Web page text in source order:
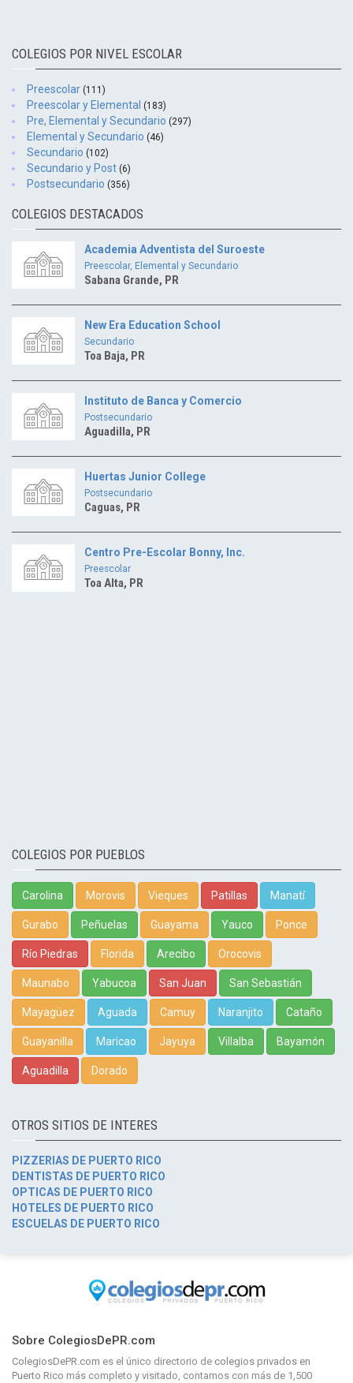
COLEGIOS POR NIVEL ESCOLAR
Preescolar (111)
Preescolar y Elemental (183)
Pre, Elemental y Secundario (297)
Elemental y Secundario (46)
Secundario (102)
Secundario y Post (6)
Postsecundario (356)
COLEGIOS DESTACADOS
Academia Adventista del Suroeste
Preescolar, Elemental y Secundario
Sabana Grande, PR
New Era Education School
Secundario
Toa Baja, PR
Instituto de Banca y Comercio
Postsecundario
Aguadilla, PR
Huertas Junior College
Postsecundario
Caguas, PR
Centro Pre-Escolar Bonny, Inc.
Preescolar
Toa Alta, PR
COLEGIOS POR PUEBLOS
Carolina Morovis Vieques Patillas Manatí
Gurabo Peñuelas Guayama Yauco Ponce
Río Piedras Florida Arecibo Orocovis
Maunabo Yabucoa San Juan San Sebastián
Mayagüez Aguada Camuy Naranjito Cataño
Guayanilla Maricao Jayuya Villalba Bayamón
Aguadilla Dorado
OTROS SITIOS DE INTERES
PIZZERIAS DE PUERTO RICO
DENTISTAS DE PUERTO RICO
OPTICAS DE PUERTO RICO
HOTELES DE PUERTO RICO
ESCUELAS DE PUERTO RICO
Sobre ColegiosDePR.com
ColegiosDePR.com es el único directorio de colegios privados en
Puerto Rico más completo y visitado, contamos con más de 1,500